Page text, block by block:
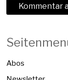
Abos